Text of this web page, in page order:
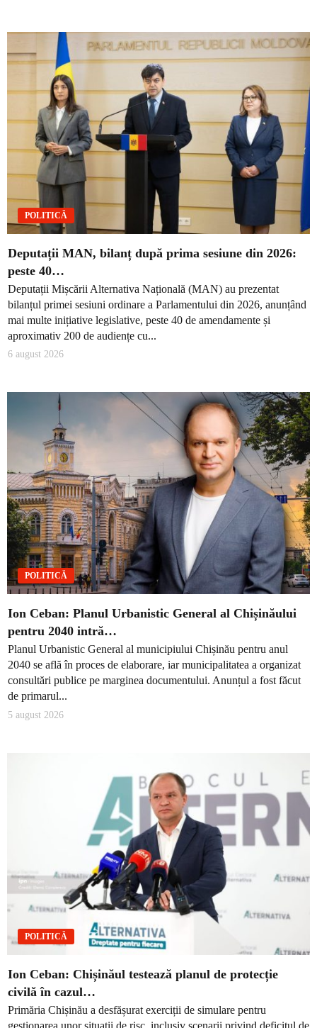
POLITICĂ
Deputații MAN, bilanț după prima sesiune din 2026:
peste 40…
Deputații Mișcării Alternativa Națională (MAN) au prezentat
bilanțul primei sesiuni ordinare a Parlamentului din 2026, anunțând
mai multe inițiative legislative, peste 40 de amendamente și
aproximativ 200 de audiențe cu...
6 august 2026
POLITICĂ
Ion Ceban: Planul Urbanistic General al Chișinăului
pentru 2040 intră…
Planul Urbanistic General al municipiului Chișinău pentru anul
2040 se află în proces de elaborare, iar municipalitatea a organizat
consultări publice pe marginea documentului. Anunțul a fost făcut
de primarul...
5 august 2026
POLITICĂ
Ion Ceban: Chișinăul testează planul de protecție
civilă în cazul…
Primăria Chișinău a desfășurat exerciții de simulare pentru
gestionarea unor situații de risc, inclusiv scenarii privind deficitul de